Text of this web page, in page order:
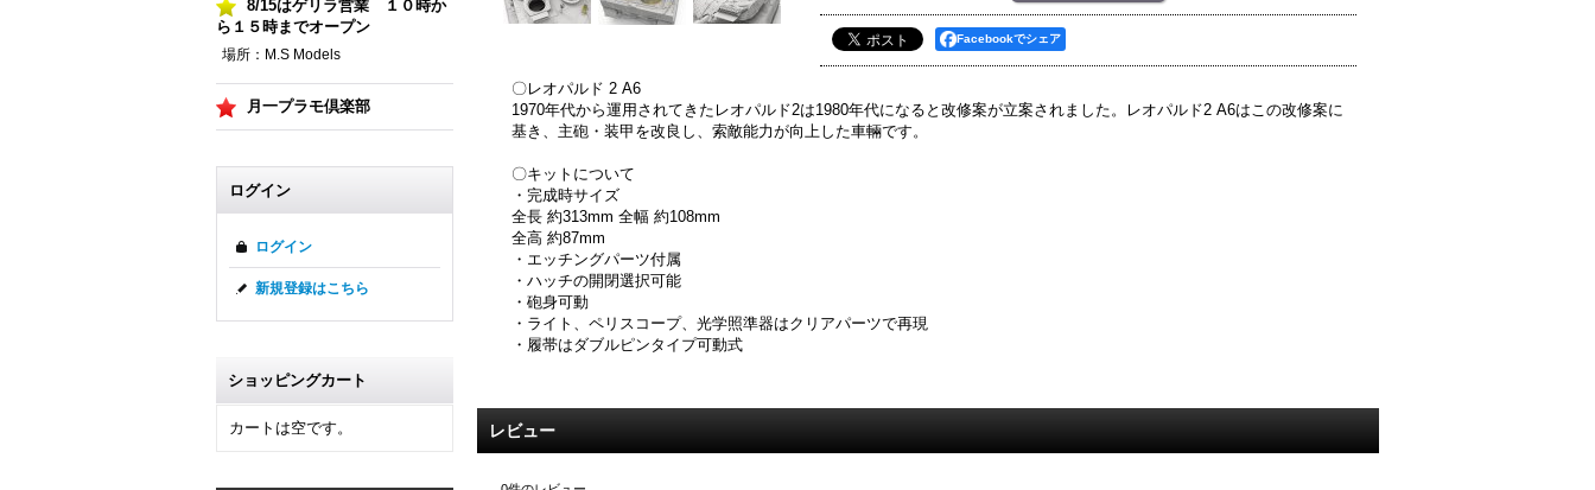
8/15はゲリラ営業 １０時か
ら１５時までオープン
場所：M.S Models
月一プラモ倶楽部
ログイン
ログイン
新規登録はこちら
ショッピングカート
カートは空です。
Facebookでシェア
〇レオパルド 2 A6
1970年代から運用されてきたレオパルド2は1980年代になると改修案が立案されました。レオパルド2 A6はこの改修案に
基き、主砲・装甲を改良し、索敵能力が向上した車輛です。
〇キットについて
・完成時サイズ
全長 約313mm 全幅 約108mm
全高 約87mm
・エッチングパーツ付属
・ハッチの開閉選択可能
・砲身可動
・ライト、ペリスコープ、光学照準器はクリアパーツで再現
・履帯はダブルピンタイプ可動式
レビュー